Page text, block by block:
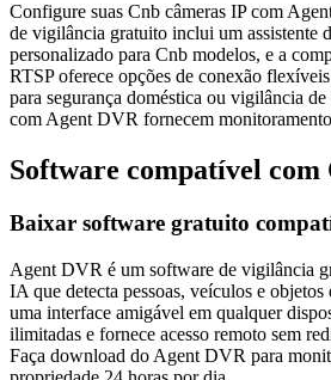
Configure suas Cnb câmeras IP com
de vigilância gratuito inclui um assistente
personalizado para Cnb modelos, e a
RTSP oferece opções de conexão
para segurança doméstica ou vigilância
com Agent DVR fornecem
Software compatível com
Baixar software gratuito
Agent DVR é um software de vigilância
IA que detecta pessoas, veículos e
uma interface amigável em qualquer
ilimitadas e fornece acesso remoto sem
Faça download do Agent DVR para